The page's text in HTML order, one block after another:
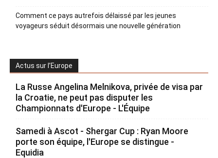
Comment ce pays autrefois délaissé par les jeunes
voyageurs séduit désormais une nouvelle génération
Actus sur l’Europe
La Russe Angelina Melnikova, privée de visa par
la Croatie, ne peut pas disputer les
Championnats d'Europe - L'Équipe
Samedi à Ascot - Shergar Cup : Ryan Moore
porte son équipe, l'Europe se distingue -
Equidia